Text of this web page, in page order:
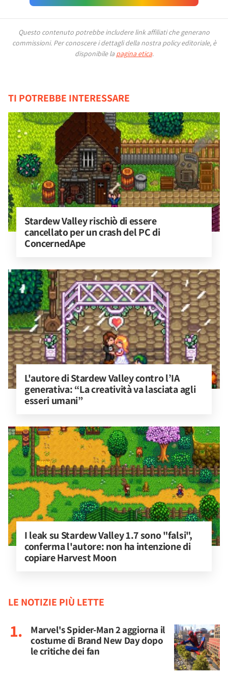
Questo contenuto potrebbe includere link affiliati che generano
commissioni. Per conoscere i dettagli della nostra policy editoriale, è
disponibile la pagina etica.
TI POTREBBE INTERESSARE
Stardew Valley rischiò di essere
cancellato per un crash del PC di
ConcernedApe
L'autore di Stardew Valley contro l’IA
generativa: “La creatività va lasciata agli
esseri umani”
I leak su Stardew Valley 1.7 sono "falsi",
conferma l'autore: non ha intenzione di
copiare Harvest Moon
LE NOTIZIE PIÙ LETTE
Marvel's Spider-Man 2 aggiorna il
costume di Brand New Day dopo
le critiche dei fan